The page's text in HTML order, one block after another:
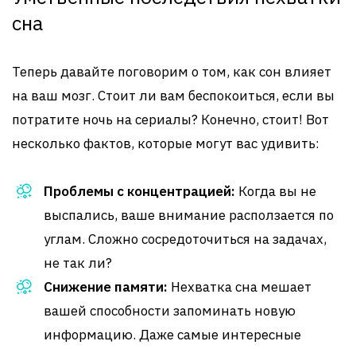
сна
Теперь давайте поговорим о том, как сон влияет
на ваш мозг. Стоит ли вам беспокоиться, если вы
потратите ночь на сериалы? Конечно, стоит! Вот
несколько фактов, которые могут вас удивить:
Проблемы с концентрацией: Когда вы не
выспались, ваше внимание расползается по
углам. Сложно сосредоточиться на задачах,
не так ли?
Снижение памяти: Нехватка сна мешает
вашей способности запоминать новую
информацию. Даже самые интересные